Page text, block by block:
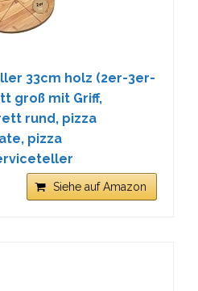
33cm holz (2er-3er-
groß mit Griff,
rund, pizza
pizza
Siehe auf Amazon